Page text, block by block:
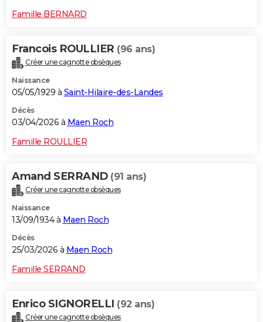
Famille BERNARD
Francois ROULLIER (96 ans)
Créer une cagnotte obsèques
Naissance
05/05/1929 à Saint-Hilaire-des-Landes
Décès
03/04/2026 à Maen Roch
Famille ROULLIER
Amand SERRAND (91 ans)
Créer une cagnotte obsèques
Naissance
13/09/1934 à Maen Roch
Décès
25/03/2026 à Maen Roch
Famille SERRAND
Enrico SIGNORELLI (92 ans)
Créer une cagnotte obsèques